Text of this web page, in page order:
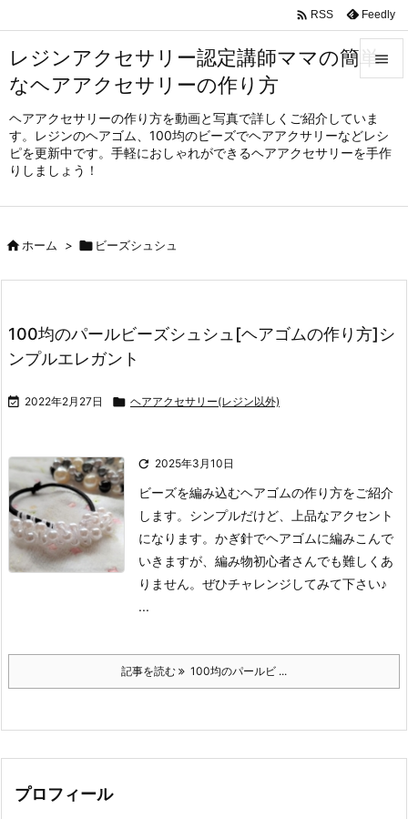
レジンアクセサリー認定講師ママの簡単
なヘアアクセサリーの作り方
ヘアアクセサリーの作り方を動画と写真で詳しくご紹介していま
す。レジンのヘアゴム、100均のビーズでヘアアクサリーなどレシ
ピを更新中です。手軽におしゃれができるヘアアクセサリーを手作
りしましょう！

メニュ

サイド
前へ

 RSS Feedly
ホーム >  ビーズシュシュ
100均のパールビーズシュシュ[ヘアゴムの作り方]シ
ンプルエレガント
 2022年2月27日  ヘアアクセサリー(レジン以外)
 2025年3月10日
ビーズを編み込むヘアゴムの作り方をご紹介
します。 シンプルだけど、上品なアクセント
になります。 かぎ針でヘアゴムに編みこんで
いきますが、編み物初心者さんでも難しくあ
りません。 ぜひチャレンジしてみて下さい♪
...
記事を読む 100均のパールビ ...
プロフィール